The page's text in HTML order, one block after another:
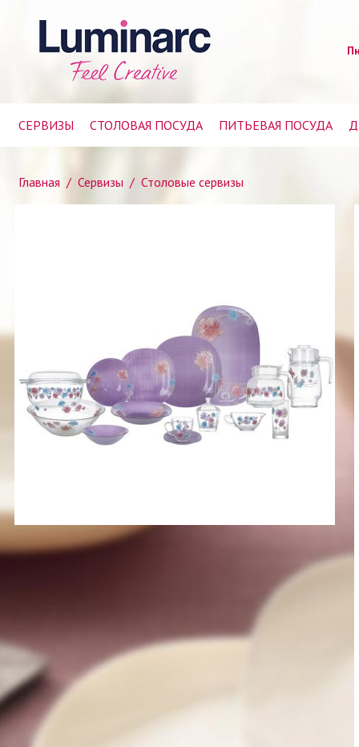
СЕРВИЗЫ СТОЛОВАЯ ПОСУДА ПИТЬЕВАЯ ПОСУДА
Главная / Сервизы / Столовые сервизы